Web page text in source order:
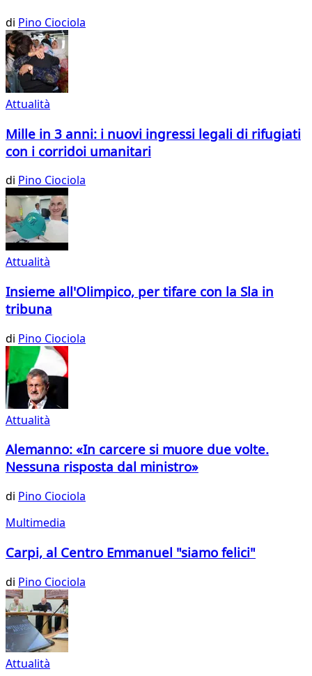
di Pino Ciociola
Attualità
Mille in 3 anni: i nuovi ingressi legali di rifugiati
con i corridoi umanitari
di Pino Ciociola
Attualità
Insieme all'Olimpico, per tifare con la Sla in
tribuna
di Pino Ciociola
Attualità
Alemanno: «In carcere si muore due volte.
Nessuna risposta dal ministro»
di Pino Ciociola
Multimedia
Carpi, al Centro Emmanuel "siamo felici"
di Pino Ciociola
Attualità